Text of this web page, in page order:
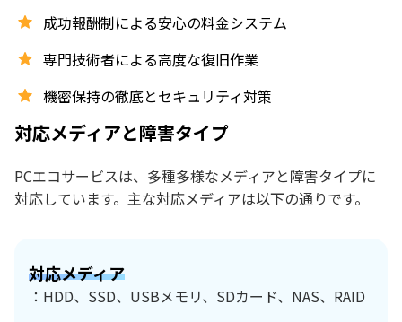
成功報酬制による安心の料金システム
専門技術者による高度な復旧作業
機密保持の徹底とセキュリティ対策
対応メディアと障害タイプ
PCエコサービスは、多種多様なメディアと障害タイプに
対応しています。主な対応メディアは以下の通りです。
対応メディア
：HDD、SSD、USBメモリ、SDカード、NAS、RAID